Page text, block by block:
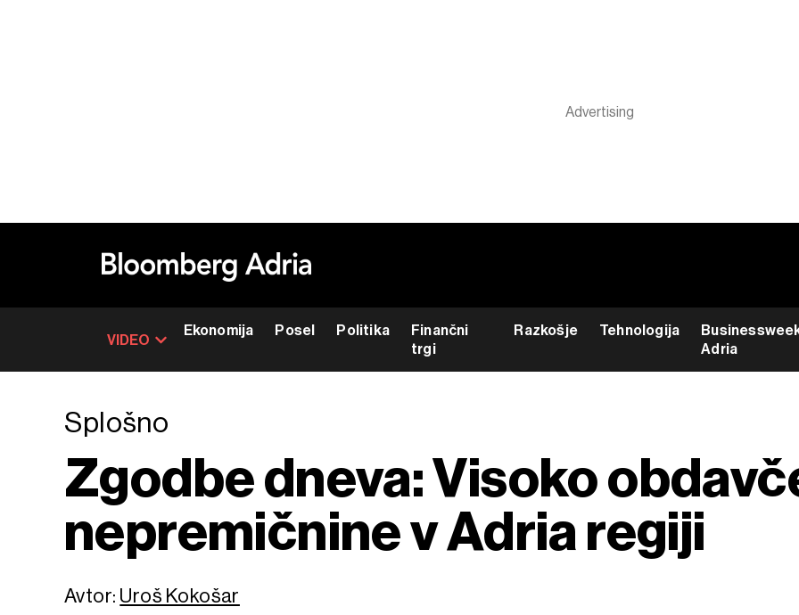
VIDEO
Ekonomija Posel Politika
Finančni
trgi
Razkošje Tehnologija
Adria
Splošno
Zgodbe dneva: Visoko
nepremičnine v Adria regiji
Avtor: Uroš Kokošar